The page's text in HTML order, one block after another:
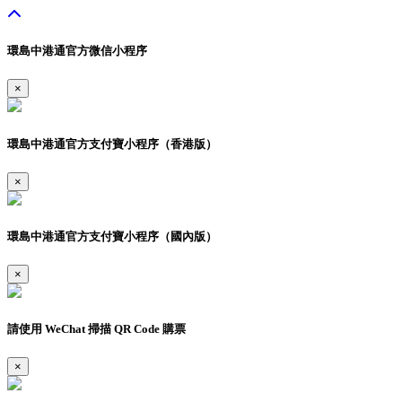
環島中港通官方微信小程序
×
環島中港通官方支付寶小程序（香港版）
×
環島中港通官方支付寶小程序（國內版）
×
請使用 WeChat 掃描 QR Code 購票
×